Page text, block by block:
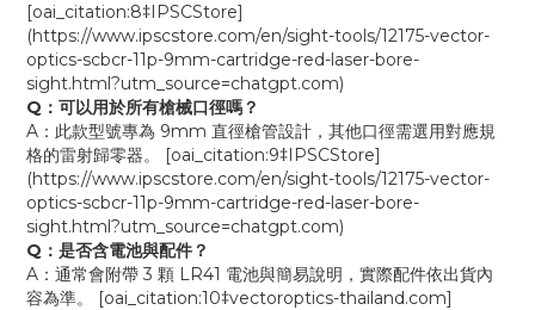
[oai_citation:8‡IPSCStore]
(https://www.ipscstore.com/en/sight-tools/12175-vector-
optics-scbcr-11p-9mm-cartridge-red-laser-bore-
sight.html?utm_source=chatgpt.com)
Q：可以用於所有槍械口徑嗎？
A：此款型號專為 9mm 直徑槍管設計，其他口徑需選用對應規
格的雷射歸零器。 [oai_citation:9‡IPSCStore]
(https://www.ipscstore.com/en/sight-tools/12175-vector-
optics-scbcr-11p-9mm-cartridge-red-laser-bore-
sight.html?utm_source=chatgpt.com)
Q：是否含電池與配件？
A：通常會附帶 3 顆 LR41 電池與簡易說明，實際配件依出貨內
容為準。 [oai_citation:10‡vectoroptics-thailand.com]